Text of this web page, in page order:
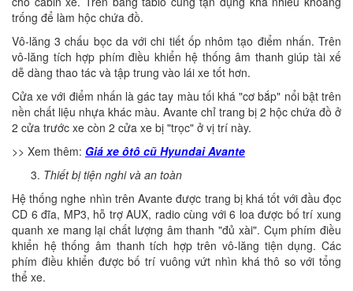
trống để làm hộc chứa đồ.
Vô-lăng 3 chấu bọc da với chi tiết ốp nhôm tạo điểm nhấn. Trên
vô-lăng tích hợp phím điều khiển hệ thống âm thanh giúp tài xế
dễ dàng thao tác và tập trung vào lái xe tốt hơn.
Cửa xe với điểm nhấn là gác tay màu tối khá "cơ bắp" nổi bật trên
nền chất liệu nhựa khác màu. Avante chỉ trang bị 2 hộc chứa đồ ở
2 cửa trước xe còn 2 cửa xe bị "trọc" ở vị trí này.
>> Xem thêm: Giá xe ôtô cũ Hyundai Avante
Thiết bị tiện nghi và an toàn
Hệ thống nghe nhìn trên Avante được trang bị khá tốt với đầu đọc
CD 6 đĩa, MP3, hỗ trợ AUX, radio cùng với 6 loa được bố trí xung
quanh xe mang lại chất lượng âm thanh "đủ xài". Cụm phím điều
khiển hệ thống âm thanh tích hợp trên vô-lăng tiện dụng. Các
phím điều khiển được bố trí vuông vứt nhìn khá thô so với tổng
thể xe.